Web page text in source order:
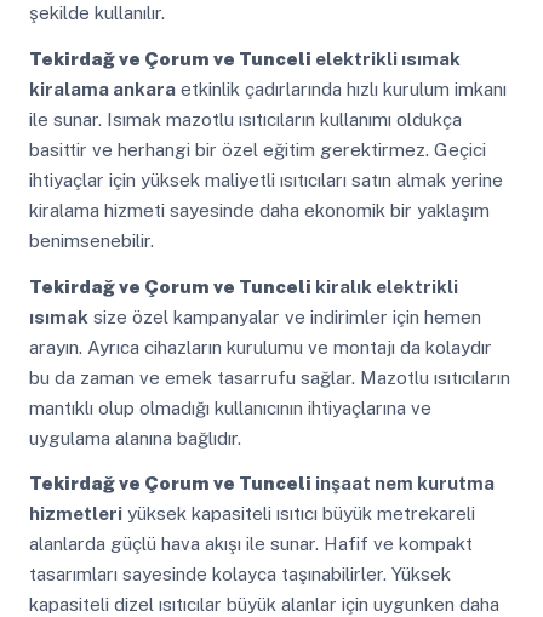
şekilde kullanılır.
Tekirdağ ve Çorum ve Tunceli elektrikli ısımak
kiralama ankaraetkinlik çadırlarında hızlı kurulum imkanı
ile sunar. Isımak mazotlu ısıtıcıların kullanımı oldukça
basittir ve herhangi bir özel eğitim gerektirmez. Geçici
ihtiyaçlar için yüksek maliyetli ısıtıcıları satın almak yerine
kiralama hizmeti sayesinde daha ekonomik bir yaklaşım
benimsenebilir.
Tekirdağ ve Çorum ve Tunceli kiralık elektrikli
ısımak size özel kampanyalar ve indirimler için hemen
arayın. Ayrıca cihazların kurulumu ve montajı da kolaydır
bu da zaman ve emek tasarrufu sağlar. Mazotlu ısıtıcıların
mantıklı olup olmadığı kullanıcının ihtiyaçlarına ve
uygulama alanına bağlıdır.
Tekirdağ ve Çorum ve Tunceli inşaat nem kurutma
hizmetleriyüksek kapasiteli ısıtıcı büyük metrekareli
alanlarda güçlü hava akışı ile sunar. Hafif ve kompakt
tasarımları sayesinde kolayca taşınabilirler. Yüksek
kapasiteli dizel ısıtıcılar büyük alanlar için uygunken daha